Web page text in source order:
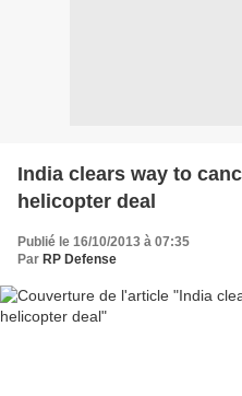
India clears way to
helicopter deal
Publié le 16/10/2013 à 07:35
Par RP Defense